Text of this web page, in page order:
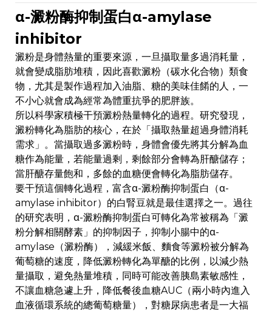
α-澱粉酶抑制蛋白α-amylase
inhibitor
澱粉是身體熱量的重要來源，一旦攝取量多過消耗量，
就會變成脂肪堆積，因此喜歡澱粉（碳水化合物）類食
物，尤其是製作過程加入油脂、糖的美味佳餚的人，一
不小心就會成為經常為體重抗爭的肥胖族。
所以科學家積極干預澱粉熱量轉化的過程。研究發現，
澱粉轉化為脂肪的核心，在於「攝取熱量超過身體消耗
需求」。當攝取過多澱粉時，身體會優先將其分解為血
糖作為能量，若能量過剩，剩餘部分會轉為肝醣儲存；
當肝醣存量飽和，多餘的血糖便會轉化為脂肪儲存。
要干預這個轉化過程，富含α-澱粉酶抑制蛋白（α-
amylase inhibitor）的白腎豆就是最佳選擇之一。過往
的研究表明，α-澱粉酶抑制蛋白可轉化為常被稱為「澱
粉分解相關酵素」的抑制因子，抑制小腸中的α-
amylase（澱粉酶），減緩米飯、麵食等澱粉被分解為
葡萄糖的速度，降低澱粉轉化為單醣的比例，以減少熱
量攝取，避免熱量堆積，同時可能改善胰島素敏感性，
不讓血糖急遽上升，降低餐後血糖AUC（兩小時內進入
血液循環系統的總葡萄糖量），對糖尿病患者是一大福